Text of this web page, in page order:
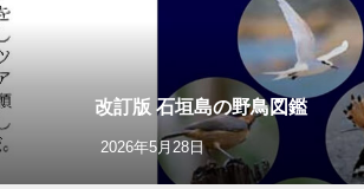
改訂版 石垣島の野鳥図鑑
2026年5月28日